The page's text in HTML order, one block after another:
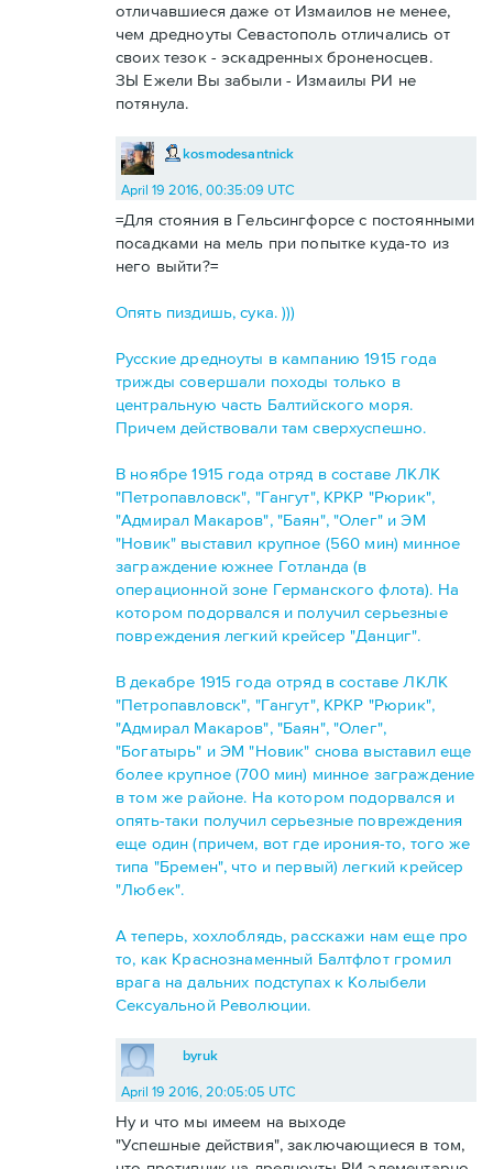
отличавшиеся даже от Измаилов не менее,
чем дредноуты Севастополь отличались от
своих тезок - эскадренных броненосцев.
ЗЫ Ежели Вы забыли - Измаилы РИ не
потянула.
kosmodesantnick
April 19 2016, 00:35:09 UTC
=Для стояния в Гельсингфорсе с постоянными
посадками на мель при попытке куда-то из
него выйти?=
Опять пиздишь, сука. )))
Русские дредноуты в кампанию 1915 года
трижды совершали походы только в
центральную часть Балтийского моря.
Причем действовали там сверхуспешно.
В ноябре 1915 года отряд в составе ЛКЛК
"Петропавловск", "Гангут", КРКР "Рюрик",
"Адмирал Макаров", "Баян", "Олег" и ЭМ
"Новик" выставил крупное (560 мин) минное
заграждение южнее Готланда (в
операционной зоне Германского флота). На
котором подорвался и получил серьезные
повреждения легкий крейсер "Данциг".
В декабре 1915 года отряд в составе ЛКЛК
"Петропавловск", "Гангут", КРКР "Рюрик",
"Адмирал Макаров", "Баян", "Олег",
"Богатырь" и ЭМ "Новик" снова выставил еще
более крупное (700 мин) минное заграждение
в том же районе. На котором подорвался и
опять-таки получил серьезные повреждения
еще один (причем, вот где ирония-то, того же
типа "Бремен", что и первый) легкий крейсер
"Любек".
А теперь, хохлоблядь, расскажи нам еще про
то, как Краснознаменный Балтфлот громил
врага на дальних подступах к Колыбели
Сексуальной Революции.
byruk
April 19 2016, 20:05:05 UTC
Ну и что мы имеем на выходе
"Успешные действия", заключающиеся в том,